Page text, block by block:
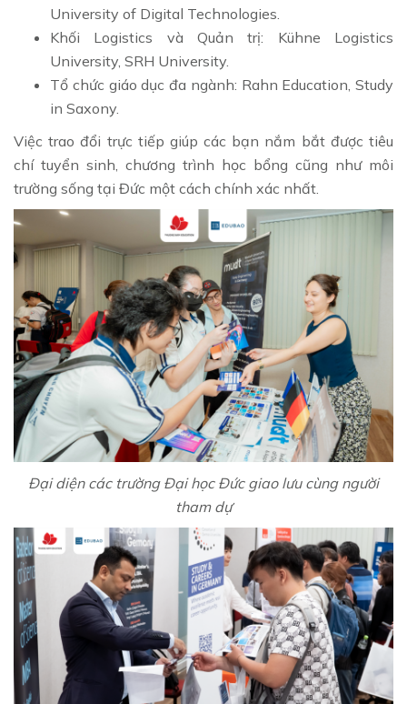
University of Digital Technologies.
Khối Logistics và Quản trị: Kühne Logistics
University, SRH University.
Tổ chức giáo dục đa ngành: Rahn Education, Study
in Saxony.
Việc trao đổi trực tiếp giúp các bạn nắm bắt được tiêu
chí tuyển sinh, chương trình học bổng cũng như môi
trường sống tại Đức một cách chính xác nhất.
Đại diện các trường Đại học Đức giao lưu cùng người
tham dự